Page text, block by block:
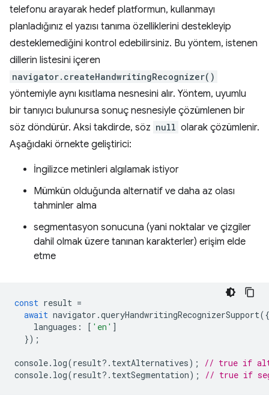
telefonu arayarak hedef platformun, kullanmayı
planladığınız el yazısı tanıma özelliklerini destekleyip
desteklemediğini kontrol edebilirsiniz. Bu yöntem, istenen
dillerin listesini içeren
navigator.createHandwritingRecognizer()
yöntemiyle aynı kısıtlama nesnesini alır. Yöntem, uyumlu
bir tanıyıcı bulunursa sonuç nesnesiyle çözümlenen bir
söz döndürür. Aksi takdirde, söz null olarak çözümlenir.
Aşağıdaki örnekte geliştirici:
İngilizce metinleri algılamak istiyor
Mümkün olduğunda alternatif ve daha az olası
tahminler alma
segmentasyon sonucuna (yani noktalar ve çizgiler
dahil olmak üzere tanınan karakterler) erişim elde
etme
const result =
await navigator .queryHandwritingRecognizerSupport({
languages : [ 'en' ]
});
console. log(result? . textAlternatives);
// true if
console. log(result? . textSegmentation); // true if